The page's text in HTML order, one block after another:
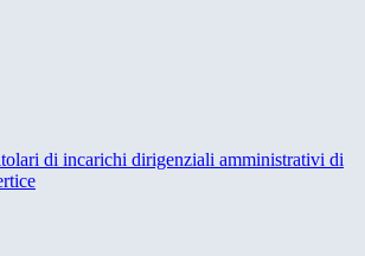
di incarichi dirigenziali amministrativi di